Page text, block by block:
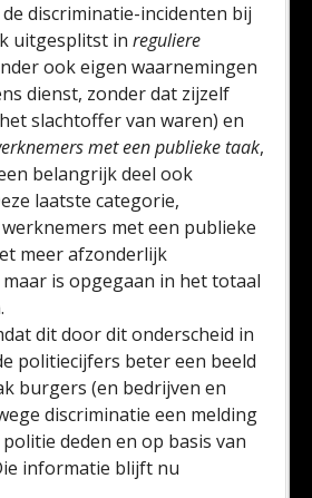
discriminatie-incidenten bij
uitgesplitst in reguliere
ook eigen waarnemingen
dienst, zonder dat zijzelf
slachtoffer van waren) en
met een publieke taak,
belangrijk deel ook
laatste categorie,
met een publieke
meer afzonderlijk
is opgegaan in het totaal
dit door dit onderscheid in
politiecijfers beter een beeld
burgers (en bedrijven en
discriminatie een melding
deden en op basis van
informatie blijft nu